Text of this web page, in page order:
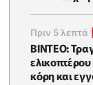
Πριν 5 λεπτά
ΒΙΝΤΕΟ:
κόρη και